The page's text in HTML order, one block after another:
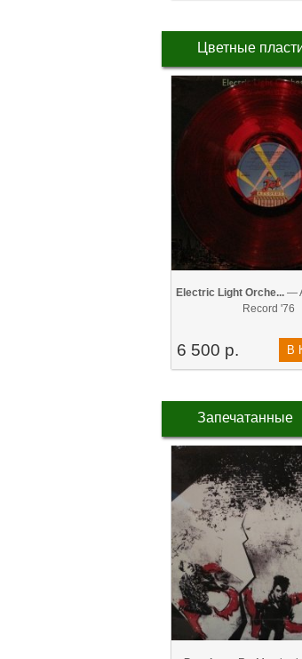
Цветные
Electric Light Orche... —
Record '76
6 500 р. В
Запечатанные